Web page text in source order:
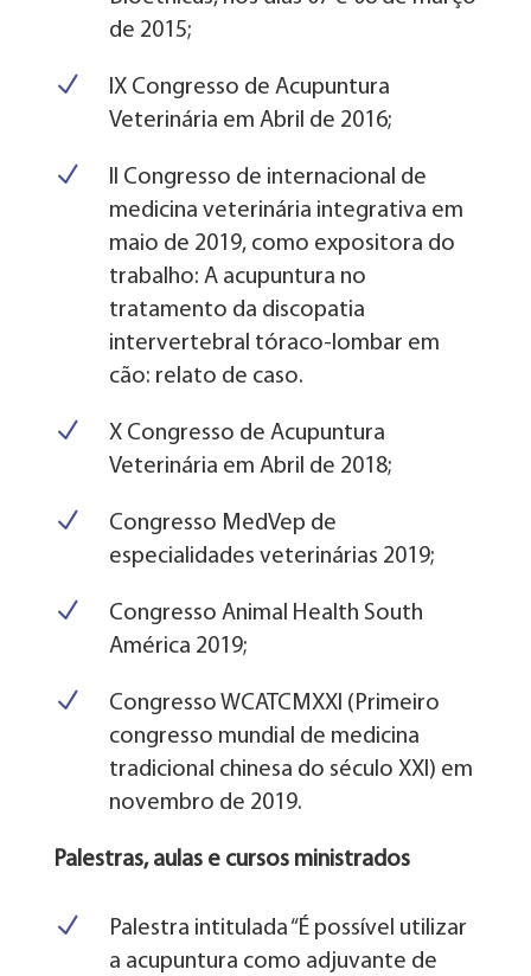
de 2015;
N
IX Congresso de Acupuntura
Veterinária em Abril de 2016;
N
II Congresso de internacional de
medicina veterinária integrativa em
maio de 2019, como expositora do
trabalho: A acupuntura no
tratamento da discopatia
intervertebral tóraco-lombar em
cão: relato de caso.
N
X Congresso de Acupuntura
Veterinária em Abril de 2018;
N
Congresso MedVep de
especialidades veterinárias 2019;
N
Congresso Animal Health South
América 2019;
N
Congresso WCATCMXXI (Primeiro
congresso mundial de medicina
tradicional chinesa do século XXI) em
novembro de 2019.
Palestras, aulas e cursos ministrados
N
Palestra intitulada “É possível utilizar
a acupuntura como adjuvante de